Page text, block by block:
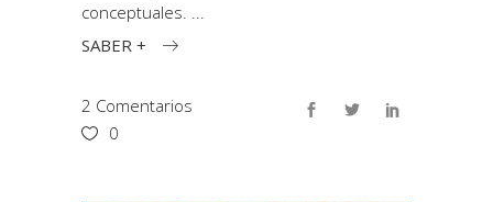
conceptuales.
SABER +
2 Comentarios
0